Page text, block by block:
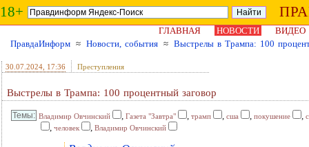
18+
ГЛАВНАЯ НОВОСТИ
ВИДЕО
ПравдаИнформ ≈ Новости, события ≈ Выстрелы в Трампа: 100
30.07.2024 , 17:36 Преступления
Выстрелы в Трампа: 100 процентный заговор
Владимир Овчинский , Газета "Завтра" , трамп , сша , покушение ,
, человек , Владимир Овчинский